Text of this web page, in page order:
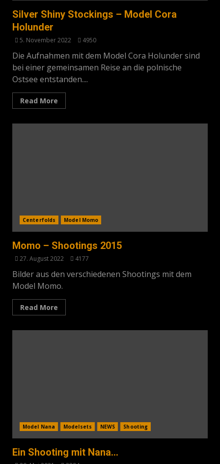
Silver Shiny Stockings – Model Cora
Holunder
5. November 2022 4950
Die Aufnahmen mit dem Model Cora Holunder sind
bei einer gemeinsamen Reise an die polnische
Ostsee entstanden....
Read More
Centerfolds Model Momo
Momo – Shootings 2015
27. August 2022 4177
Bilder aus den verschiedenen Shootings mit dem
Model Momo.
Read More
Model Nana Modelsets NEWS Shooting
Ein Shooting mit Nana…